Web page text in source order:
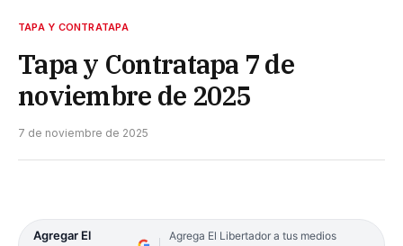
TAPA Y CONTRATAPA
Tapa y Contratapa 7 de
noviembre de 2025
7 de noviembre de 2025
Agregar El
Agrega El Libertador a tus medios